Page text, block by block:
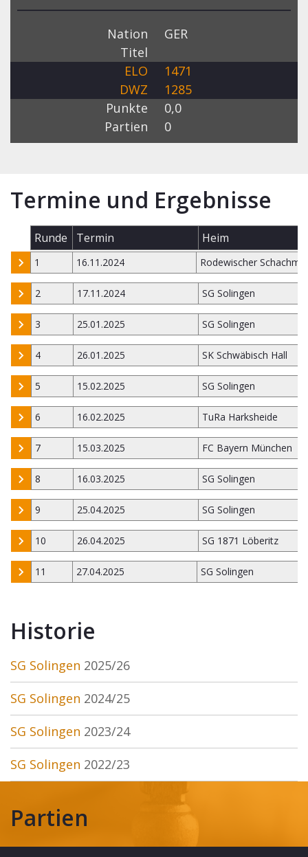
Nation
GER
Titel
ELO
1471
DWZ
1285
Punkte
0,0
Partien
0
Termine und Ergebnisse
Runde Termin Heim
1 16.11.2024 Rodewischer
2 17.11.2024 SG Solingen
3 25.01.2025 SG Solingen
4 26.01.2025 SK Schwäbisch Hall
5 15.02.2025 SG Solingen
6 16.02.2025 TuRa Harksheide
7 15.03.2025 FC Bayern München
8 16.03.2025 SG Solingen
9 25.04.2025 SG Solingen
10 26.04.2025 SG 1871 Löberitz
11 27.04.2025 SG Solingen
Historie
SG Solingen 2025/26
SG Solingen 2024/25
SG Solingen 2023/24
SG Solingen 2022/23
Partien